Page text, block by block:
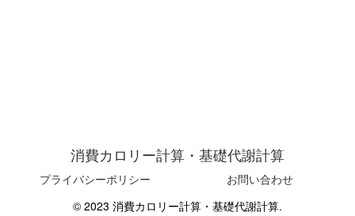
消費カロリー計算・基礎代謝計算
プライバシーポリシー
お問い合わせ
© 2023 消費カロリー計算・基礎代謝計算.